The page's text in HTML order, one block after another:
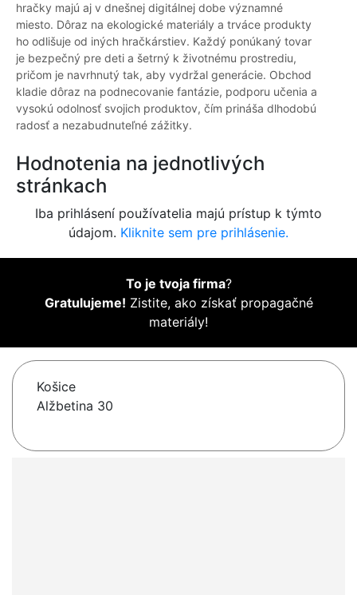
hračky majú aj v dnešnej digitálnej dobe významné
miesto. Dôraz na ekologické materiály a trváce produkty
ho odlišuje od iných hračkárstiev. Každý ponúkaný tovar
je bezpečný pre deti a šetrný k životnému prostrediu,
pričom je navrhnutý tak, aby vydržal generácie. Obchod
kladie dôraz na podnecovanie fantázie, podporu učenia a
vysokú odolnosť svojich produktov, čím prináša dlhodobú
radosť a nezabudnuteľné zážitky.
Hodnotenia na jednotlivých
stránkach
Iba prihlásení používatelia majú prístup k týmto
údajom. Kliknite sem pre prihlásenie.
To je tvoja firma?
Gratulujeme! Zistite, ako získať propagačné
materiály!
Košice
Alžbetina 30